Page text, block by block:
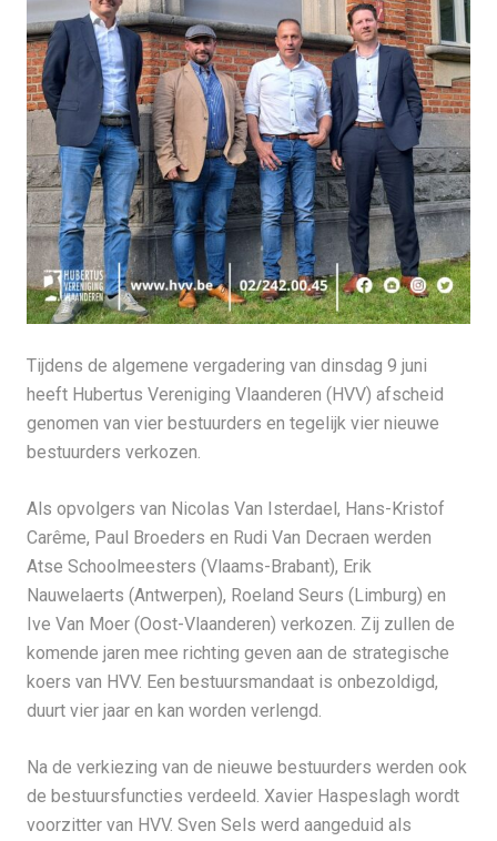
Tijdens de algemene vergadering van dinsdag 9 juni
heeft Hubertus Vereniging Vlaanderen (HVV) afscheid
genomen van vier bestuurders en tegelijk vier nieuwe
bestuurders verkozen.
Als opvolgers van Nicolas Van Isterdael, Hans-Kristof
Carême, Paul Broeders en Rudi Van Decraen werden
Atse Schoolmeesters (Vlaams-Brabant), Erik
Nauwelaerts (Antwerpen), Roeland Seurs (Limburg) en
Ive Van Moer (Oost-Vlaanderen) verkozen. Zij zullen de
komende jaren mee richting geven aan de strategische
koers van HVV. Een bestuursmandaat is onbezoldigd,
duurt vier jaar en kan worden verlengd.
Na de verkiezing van de nieuwe bestuurders werden ook
de bestuursfuncties verdeeld. Xavier Haspeslagh wordt
voorzitter van HVV. Sven Sels werd aangeduid als